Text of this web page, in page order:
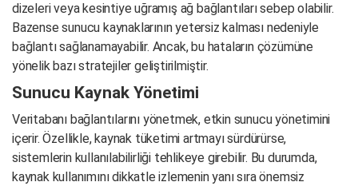
dizeleri veya kesintiye uğramış ağ bağlantıları sebep olabilir.
Bazense sunucu kaynaklarının yetersiz kalması nedeniyle
bağlantı sağlanamayabilir. Ancak, bu hataların çözümüne
yönelik bazı stratejiler geliştirilmiştir.
Sunucu Kaynak Yönetimi
Veritabanı bağlantılarını yönetmek, etkin sunucu yönetimini
içerir. Özellikle, kaynak tüketimi artmayı sürdürürse,
sistemlerin kullanılabilirliği tehlikeye girebilir. Bu durumda,
kaynak kullanımını dikkatle izlemenin yanı sıra önemsiz